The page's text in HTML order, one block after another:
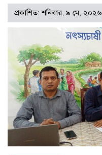
প্রকাশিত: শনিবার, ৯ মে, ২০২৬